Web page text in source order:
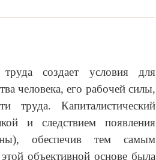
создает условия для
человека, его рабочей силы,
труда. Капиталистический
и следствием появления
обеспечив тем самым
объективной основе была